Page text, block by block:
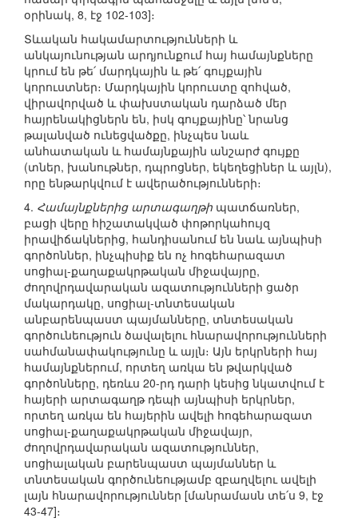
օրինակ, 8, էջ 102-103]։
Տևական հակամարտությունների և
անկայունության արդյունքում հայ համայնքները
կրում են թե՛ մարդկային և թե՛ գույքային
կորուստներ։ Մարդկային կորուստը զոհված,
վիրավորված և փախստական դարձած մեր
հայրենակիցներն են, իսկ գույքայինը՝ նրանց
թալանված ունեցվածքը, ինչպես նաև
անհատական և համայնքային անշարժ գույքը
(տներ, խանութներ, դպրոցներ, եկեղեցիներ և այլն),
որը ենթարկվում է ավերածությունների։
4. Համայնքներից արտագաղթի պատճառներ,
բացի վերը հիշատակված փոթորկահույզ
իրավիճակներից, հանդիսանում են նաև այնպիսի
գործոններ, ինչպիսիք են ոչ հոգեհարազատ
սոցիալ-քաղաքակրթական միջավայրը,
ժողովրդավարական ազատությունների ցածր
մակարդակը, սոցիալ-տնտեսական
անբարենպաստ պայմանները, տնտեսական
գործունեություն ծավալելու հնարավորությունների
սահմանափակությունը և այլն։ Այն երկրների հայ
համայնքներում, որտեղ առկա են թվարկված
գործոնները, դեռևս 20-րդ դարի կեսից նկատվում է
հայերի արտագաղթ դեպի այնպիսի երկրներ,
որտեղ առկա են հայերին ավելի հոգեհարազատ
սոցիալ-քաղաքակրթական միջավայր,
ժողովրդավարական ազատություններ,
սոցիալական բարենպաստ պայմաններ և
տնտեսական գործունեությամբ զբաղվելու ավելի
լայն հնարավորություններ [մանրամասն տե՛ս 9, էջ
43-47]։